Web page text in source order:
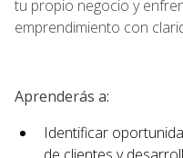
tu propio negocio y
emprendimiento con
Aprenderás a:
Identificar